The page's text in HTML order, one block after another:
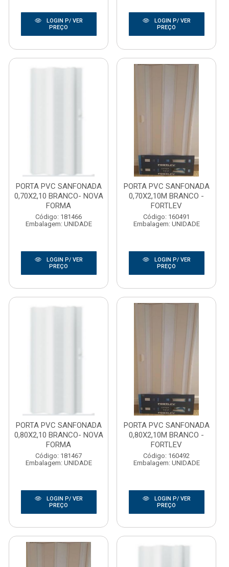
LOGIN P/ VER
PREÇO
LOGIN P/ VER
PREÇO
PORTA PVC SANFONADA
0,70X2,10 BRANCO- NOVA
FORMA
Código: 181466
Embalagem: UNIDADE
LOGIN P/ VER
PREÇO
PORTA PVC SANFONADA
0,70X2,10M BRANCO -
FORTLEV
Código: 160491
Embalagem: UNIDADE
LOGIN P/ VER
PREÇO
PORTA PVC SANFONADA
0,80X2,10 BRANCO- NOVA
FORMA
Código: 181467
Embalagem: UNIDADE
LOGIN P/ VER
PREÇO
PORTA PVC SANFONADA
0,80X2,10M BRANCO -
FORTLEV
Código: 160492
Embalagem: UNIDADE
LOGIN P/ VER
PREÇO